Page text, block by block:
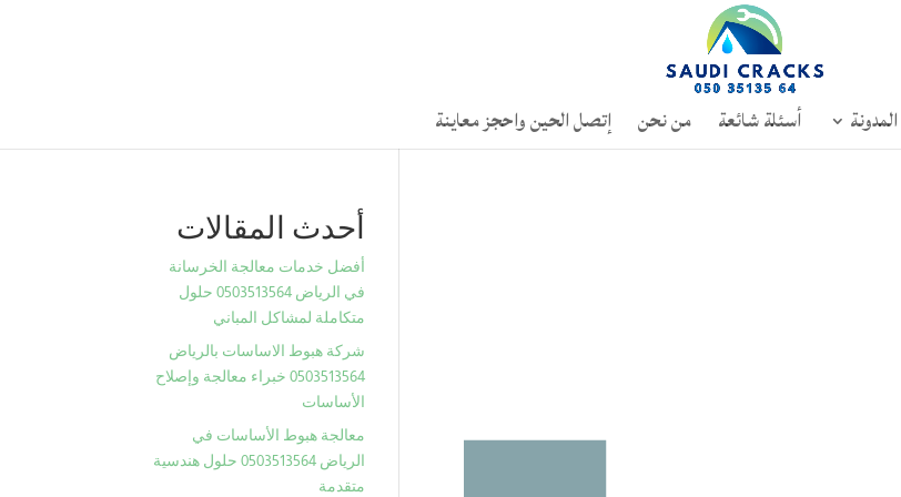
المدونة أسئلة شائعة من نحن إتصل الحين واحجز معاينة
أحدث المقالات
أفضل خدمات معالجة الخرسانة
في الرياض 0503513564 حلول
متكاملة لمشاكل المباني
شركة هبوط الاساسات بالرياض
0503513564 خبراء معالجة وإصلاح
الأساسات
معالجة هبوط الأساسات في
الرياض 0503513564 حلول هندسية
متقدمة